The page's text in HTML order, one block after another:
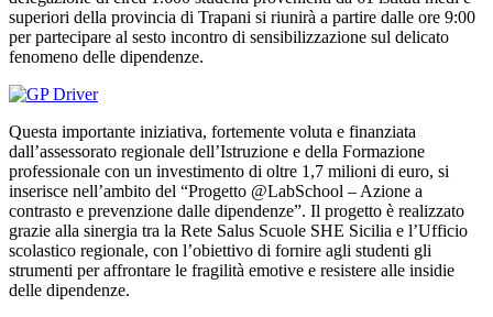
superiori della provincia di Trapani si riunirà a partire dalle ore 9:00
per partecipare al sesto incontro di sensibilizzazione sul delicato
fenomeno delle dipendenze.
Questa importante iniziativa, fortemente voluta e finanziata
dall’assessorato regionale dell’Istruzione e della Formazione
professionale con un investimento di oltre 1,7 milioni di euro, si
inserisce nell’ambito del “Progetto @LabSchool – Azione a
contrasto e prevenzione dalle dipendenze”. Il progetto è realizzato
grazie alla sinergia tra la Rete Salus Scuole SHE Sicilia e l’Ufficio
scolastico regionale, con l’obiettivo di fornire agli studenti gli
strumenti per affrontare le fragilità emotive e resistere alle insidie
delle dipendenze.